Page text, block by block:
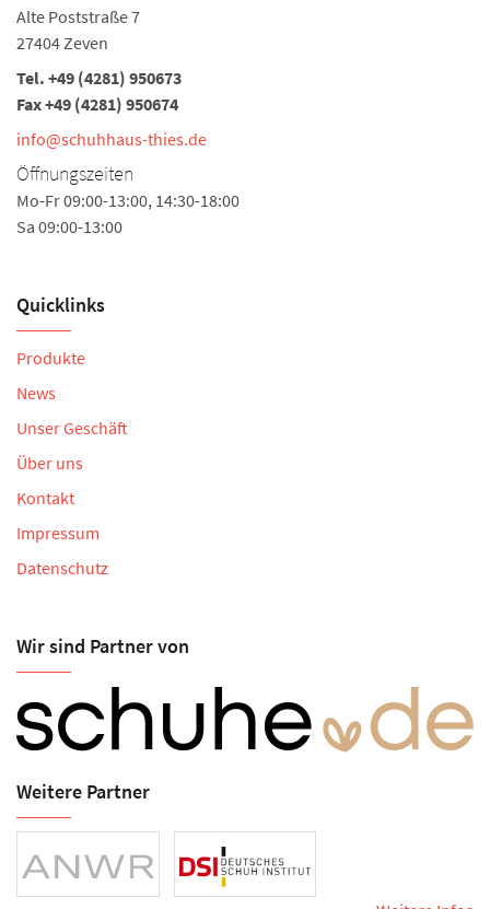
Alte Poststraße 7
27404 Zeven
Tel. +49 (4281) 950673
Fax +49 (4281) 950674
info@schuhhaus-thies.de
Öffnungszeiten
Mo-Fr 09:00-13:00, 14:30-18:00
Sa 09:00-13:00
Quicklinks
Produkte
News
Unser Geschäft
Über uns
Kontakt
Impressum
Datenschutz
Wir sind Partner von
Weitere Partner